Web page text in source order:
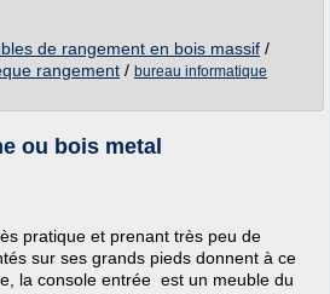
de rangement en bois massif /
rangement / bureau informatique
ou bois metal
pratique et prenant très peu de
sur ses grands pieds donnent à ce
la console entrée est un meuble du